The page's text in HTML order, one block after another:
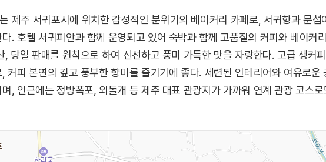
제주 서귀포시에 위치한 감성적인 분위기의 베이커리 카페로, 서귀항과 문
. 호텔 서귀피안과 함께 운영되고 있어 숙박과 함께 고품질의 커피와 베이커
, 당일 판매를 원칙으로 하여 신선하고 풍미 가득한 맛을 자랑한다. 고급 생커
커피 본연의 깊고 풍부한 향미를 즐기기에 좋다. 세련된 인테리어와 여유로운
, 인근에는 정방폭포, 외돌개 등 제주 대표 관광지가 가까워 연계 관광 코스로